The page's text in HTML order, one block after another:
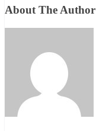
About The Author